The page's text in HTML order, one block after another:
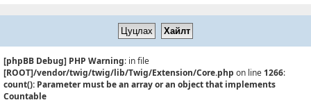
[phpBB Debug] PHP Warning: in file
[ROOT]/vendor/twig/twig/lib/Twig/Extension/Core.php on line 1266:
count(): Parameter must be an array or an object that implements
Countable